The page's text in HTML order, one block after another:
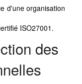
d'une organisation
ISO27001.
des